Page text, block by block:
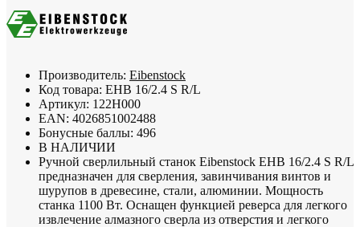
Производитель: Eibenstock
Код товара: EHB 16/2.4 S R/L
Артикул: 122H000
EAN: 4026851002488
Бонусные баллы: 496
В НАЛИЧИИ
Ручной сверлильный станок Eibenstock EHB 16/2.4 S R/L
предназначен для сверления, завинчивания винтов и
шурупов в древесине, стали, алюминии. Мощность
станка 1100 Вт. Оснащен функцией реверса для легкого
извлечение алмазного сверла из отверстия и легкого